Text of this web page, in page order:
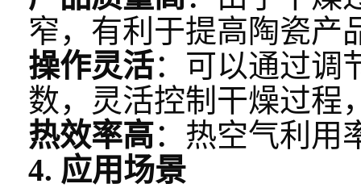
窄，有利于提高陶瓷产
操作灵活：可以通过调
数，灵活控制干燥过程
热效率高：热空气利用
4. 应用场景